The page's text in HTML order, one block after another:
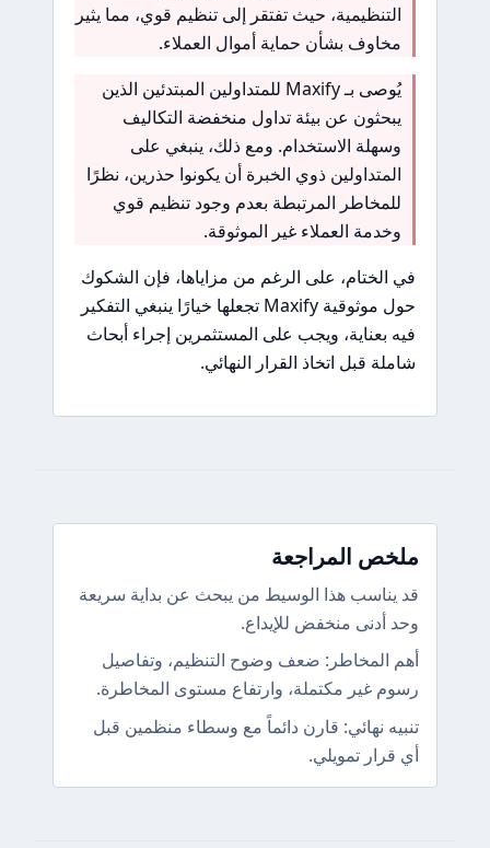
التنظيمية، حيث تفتقر إلى تنظيم قوي، مما يثير
مخاوف بشأن حماية أموال العملاء.
يُوصى بـ Maxify للمتداولين المبتدئين الذين
يبحثون عن بيئة تداول منخفضة التكاليف
وسهلة الاستخدام. ومع ذلك، ينبغي على
المتداولين ذوي الخبرة أن يكونوا حذرين، نظرًا
للمخاطر المرتبطة بعدم وجود تنظيم قوي
وخدمة العملاء غير الموثوقة.
في الختام، على الرغم من مزاياها، فإن الشكوك
حول موثوقية Maxify تجعلها خيارًا ينبغي التفكير
فيه بعناية، ويجب على المستثمرين إجراء أبحاث
شاملة قبل اتخاذ القرار النهائي.
ملخص المراجعة
قد يناسب هذا الوسيط من يبحث عن بداية سريعة
وحد أدنى منخفض للإيداع.
أهم المخاطر: ضعف وضوح التنظيم، وتفاصيل
رسوم غير مكتملة، وارتفاع مستوى المخاطرة.
تنبيه نهائي: قارن دائماً مع وسطاء منظمين قبل
أي قرار تمويلي.